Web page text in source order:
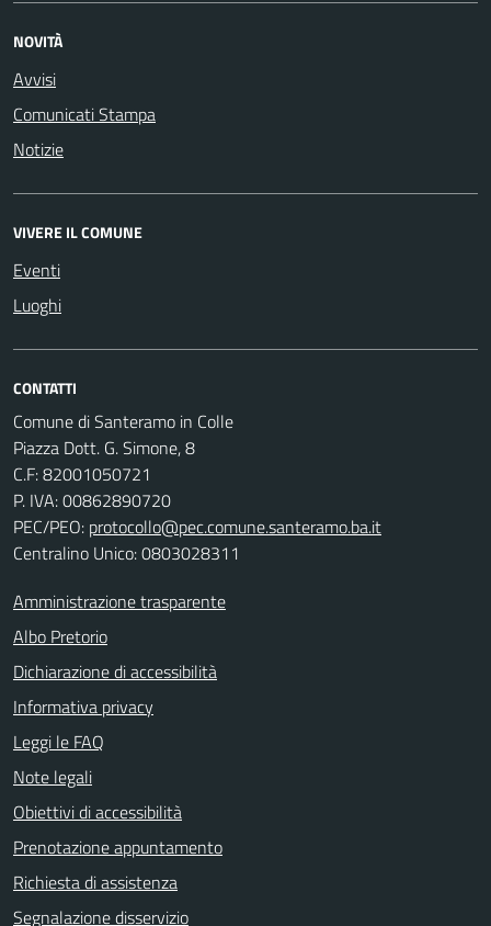
NOVITÀ
Avvisi
Comunicati Stampa
Notizie
VIVERE IL COMUNE
Eventi
Luoghi
CONTATTI
Comune di Santeramo in Colle
Piazza Dott. G. Simone, 8
C.F:82001050721
P. IVA:00862890720
PEC/PEO: protocollo@pec.comune.santeramo.ba.it
Centralino Unico: 0803028311
Amministrazione trasparente
Albo Pretorio
Dichiarazione di accessibilità
Informativa privacy
Leggi le FAQ
Note legali
Obiettivi di accessibilità
Prenotazione appuntamento
Richiesta di assistenza
Segnalazione disservizio